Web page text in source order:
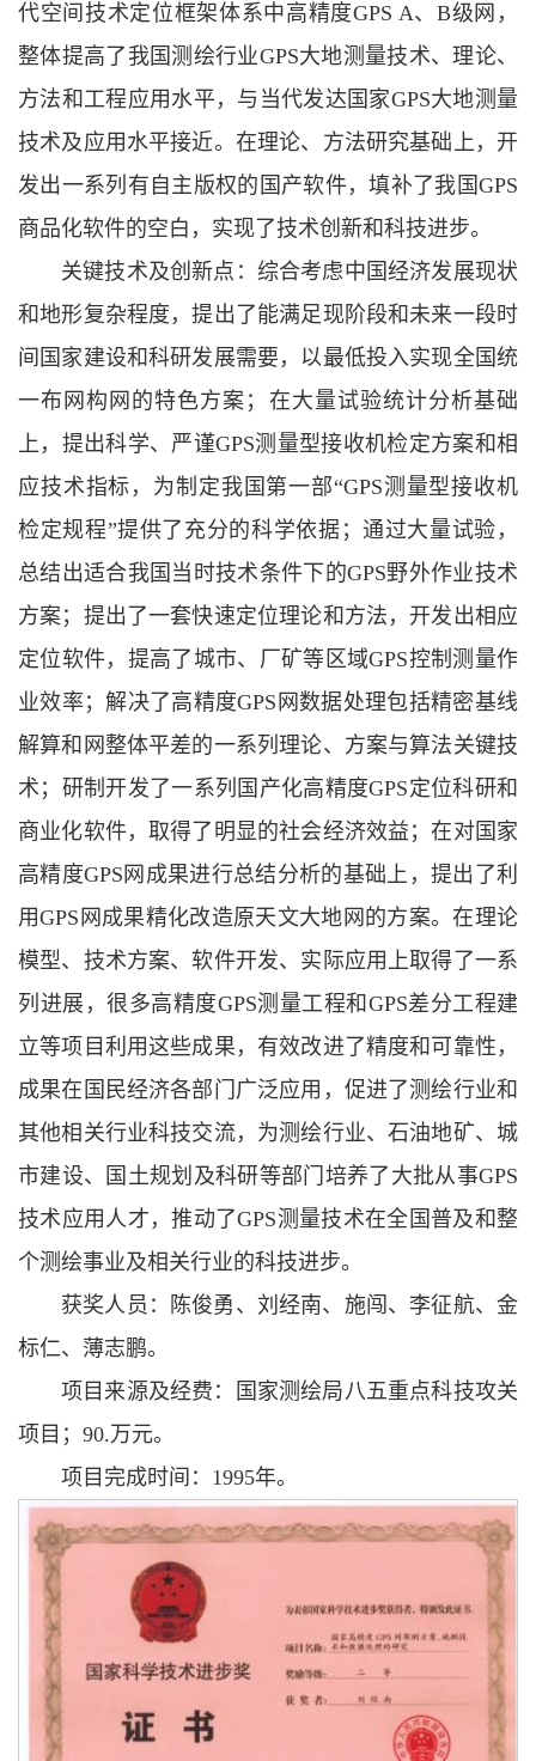
代空间技术定位框架体系中高精度GPS A、B级网，
整体提高了我国测绘行业GPS大地测量技术、理论、
方法和工程应用水平，与当代发达国家GPS大地测量
技术及应用水平接近。在理论、方法研究基础上，开
发出一系列有自主版权的国产软件，填补了我国GPS
商品化软件的空白，实现了技术创新和科技进步。
关键技术及创新点：综合考虑中国经济发展现状
和地形复杂程度，提出了能满足现阶段和未来一段时
间国家建设和科研发展需要，以最低投入实现全国统
一布网构网的特色方案；在大量试验统计分析基础
上，提出科学、严谨GPS测量型接收机检定方案和相
应技术指标，为制定我国第一部“GPS测量型接收机
检定规程”提供了充分的科学依据；通过大量试验，
总结出适合我国当时技术条件下的GPS野外作业技术
方案；提出了一套快速定位理论和方法，开发出相应
定位软件，提高了城市、厂矿等区域GPS控制测量作
业效率；解决了高精度GPS网数据处理包括精密基线
解算和网整体平差的一系列理论、方案与算法关键技
术；研制开发了一系列国产化高精度GPS定位科研和
商业化软件，取得了明显的社会经济效益；在对国家
高精度GPS网成果进行总结分析的基础上，提出了利
用GPS网成果精化改造原天文大地网的方案。在理论
模型、技术方案、软件开发、实际应用上取得了一系
列进展，很多高精度GPS测量工程和GPS差分工程建
立等项目利用这些成果，有效改进了精度和可靠性，
成果在国民经济各部门广泛应用，促进了测绘行业和
其他相关行业科技交流，为测绘行业、石油地矿、城
市建设、国土规划及科研等部门培养了大批从事GPS
技术应用人才，推动了GPS测量技术在全国普及和整
个测绘事业及相关行业的科技进步。
获奖人员：陈俊勇、刘经南、施闯、李征航、金
标仁、薄志鹏。
项目来源及经费：国家测绘局八五重点科技攻关
项目；90.万元。
项目完成时间：1995年。